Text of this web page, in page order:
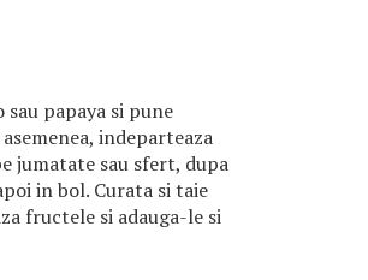
papaya si pune
indeparteaza
jumatate sau sfert, dupa
in bol. Curata si taie
fructele si adauga-le si